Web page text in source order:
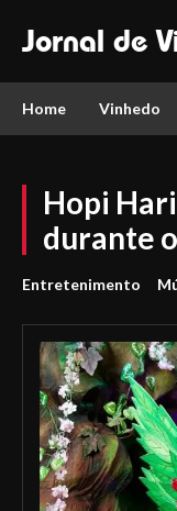
Jornal de
Home Vinhedo
Hopi
durante
Entretenimento